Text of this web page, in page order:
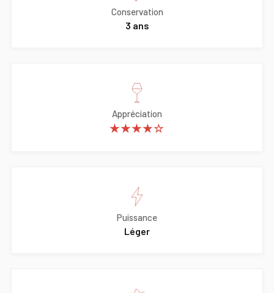
Conservation
3 ans
Appréciation
★★★★☆
Puissance
Léger